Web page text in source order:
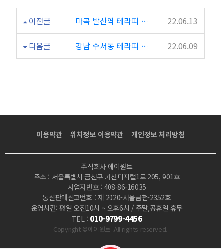
이전글 마곡 발산역 테라피 마사지 "코코테라피" 22.06.13
다음글 강남 수서동 테라피 마사지 "좋은타이" 22.06.09
이용약관 위치정보 이용약관 개인정보 처리방침
주식회사 에이원트
주소 : 서울특별시 금천구 가산디지털1로 205, 901호
사업자번호 : 408-86-16035
통신판매신고번호 : 제 2020-서울금천-2352호
운영시간: 평일 오전10시 ~ 오후6시 / 주말,공휴일 휴무
TEL : 010-9799-4456
Copyright ©에이원트 .All rights reserved.